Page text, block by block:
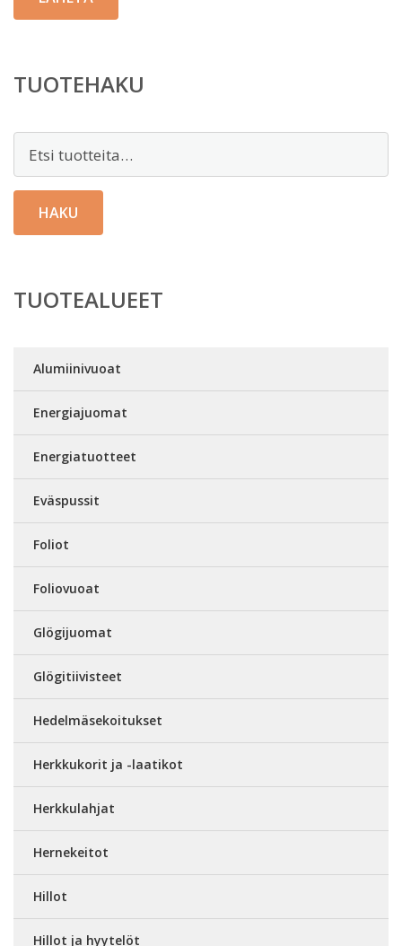
TUOTEHAKU
HAKU
TUOTEALUEET
Alumiinivuoat
Energiajuomat
Energiatuotteet
Eväspussit
Foliot
Foliovuoat
Glögijuomat
Glögitiivisteet
Hedelmäsekoitukset
Herkkukorit ja -laatikot
Herkkulahjat
Hernekeitot
Hillot
Hillot ja hyytelöt